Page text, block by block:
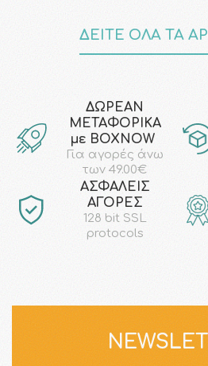
ΔΕΙΤΕ ΟΛΑ ΤΑ
ΔΩΡΕΑΝ
ΜΕΤΑΦΟΡΙΚΑ
με ΒΟΧΝΟW
Για αγορές άνω
των 49.00€
AΣΦΑΛΕΙΣ
ΑΓΟΡΕΣ
128 bit SSL
protocols